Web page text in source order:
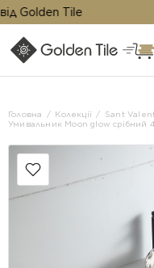
Golden Tile
Головна Колекції Sant
Умивальник Moon glow срібний